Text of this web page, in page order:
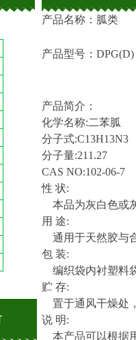
产品名称：胍类
产品型号：DPG(D)
产品简介：
化学名称:二苯胍
分子式:C13H13N3
分子量:211.27
CAS NO:102-06-7
性 状:
本品为灰白色或
用 途:
通用于天然胶与
包 装:
编织袋内衬塑料
贮 存:
置于通风干燥处
说 明:
本产品可以根据